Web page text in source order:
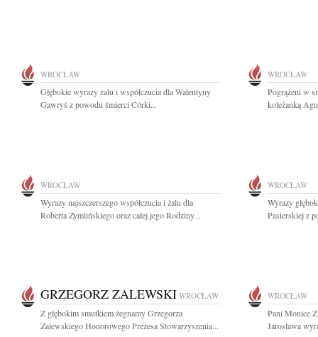
WROCŁAW
Głębokie wyrazy żalu i współczucia dla Walentyny
Gawryś z powodu śmierci Córki...
WROCŁAW
Pogrążeni w
koleżanką
WROCŁAW
Wyrazy najszczerszego współczucia i żalu dla
Roberta Zymlińskiego oraz całej jego Rodziny...
WROCŁAW
Wyrazy
Pasierskiej z
GRZEGORZ ZALEWSKI WROCŁAW
Z głębokim smutkiem żegnamy Grzegorza
Zalewskiego Honorowego Prezesa Stowarzyszenia...
WROCŁAW
Pani Monice
Jarosława